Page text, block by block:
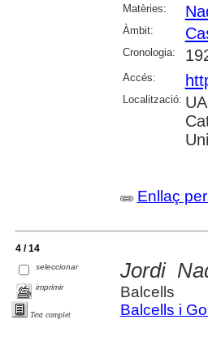
Matèries:
Àmbit:
Cronologia:
Accés:
Localització:
Enllaç
4 / 14
seleccionar
imprimir
Text complet
Jordi
Balcells
Balcells i